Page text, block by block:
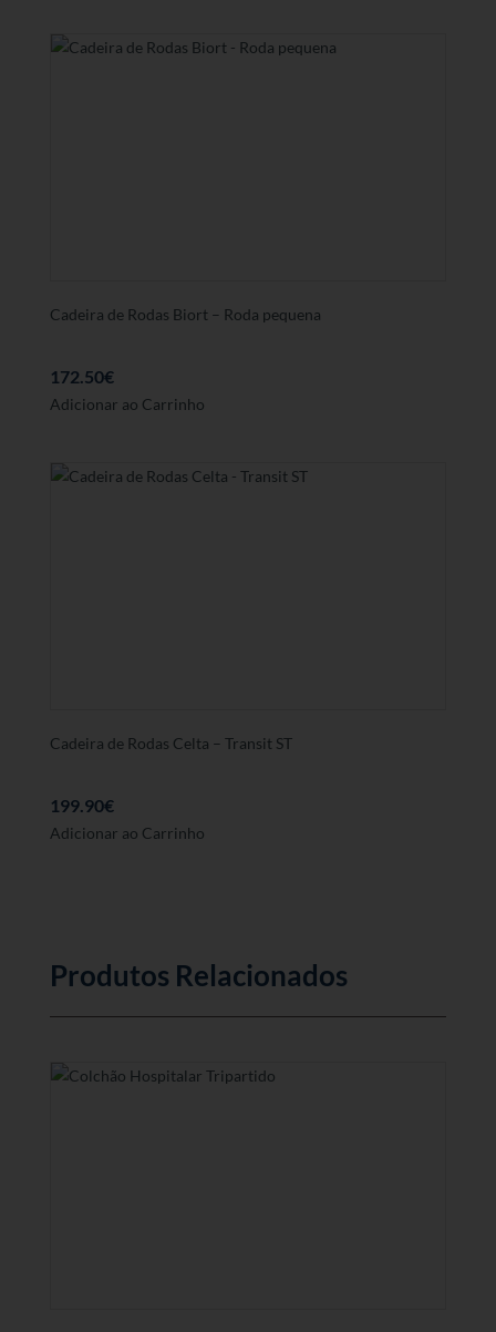
Cadeira de Rodas Biort – Roda pequena
172.50€
Adicionar ao Carrinho
Cadeira de Rodas Celta – Transit ST
199.90€
Adicionar ao CarrinhoEste
opções
na
Produtos Relacionados